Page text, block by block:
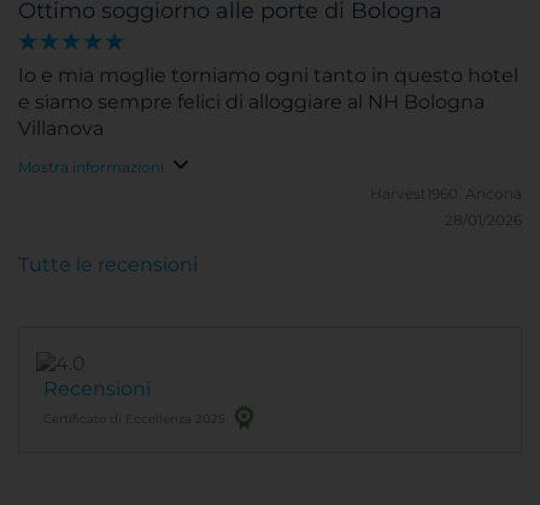
Ottimo soggiorno alle porte di Bologna
Io e mia moglie torniamo ogni tanto in questo hotel
e siamo sempre felici di alloggiare al NH Bologna
Villanova
Mostra informazioni
Harvest1960. Ancona
28/01/2026
Recensioni
Certificato di Eccellenza 2025
Tutte le recensioni